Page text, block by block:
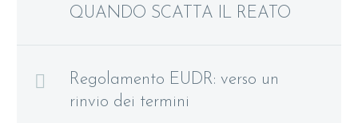
QUANDO SCATTA IL REATO
Regolamento EUDR: verso un
rinvio dei termini